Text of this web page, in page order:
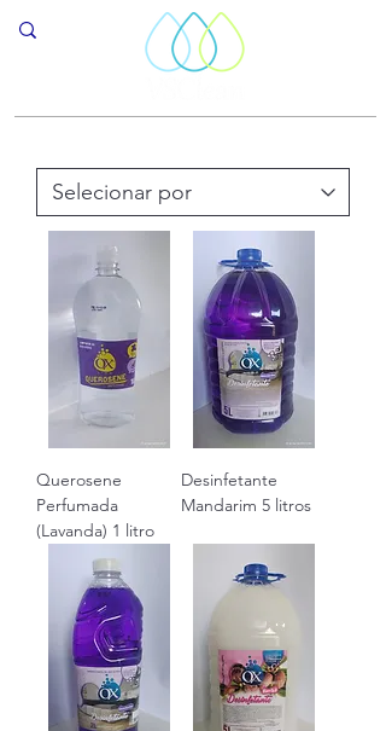
Querosene
Perfumada
(Lavanda) 1 litro
Desinfetante
Mandarim 5 litros